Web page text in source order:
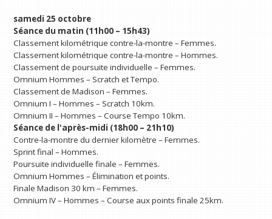
samedi 25 octobre
Séance du matin (11h00 – 15h43)
Classement kilométrique contre-la-montre – Femmes.
Classement kilométrique contre-la-montre – Hommes.
Classement de poursuite individuelle – Femmes.
Omnium Hommes – Scratch et Tempo.
Classement de Madison – Femmes.
Omnium I – Hommes – Scratch 10km.
Omnium II – Hommes – Course Tempo 10km.
Séance de l'après-midi (18h00 – 21h10)
Contre-la-montre du dernier kilomètre – Femmes.
Sprint final – Hommes.
Poursuite individuelle finale – Femmes.
Omnium Hommes – Élimination et points.
Finale Madison 30 km – Femmes.
Omnium IV – Hommes – Course aux points finale 25km.